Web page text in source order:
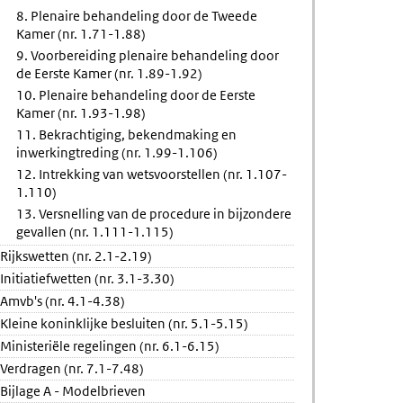
8. Plenaire behandeling door de Tweede
Kamer (nr. 1.71-1.88)
9. Voorbereiding plenaire behandeling door
de Eerste Kamer (nr. 1.89-1.92)
10. Plenaire behandeling door de Eerste
Kamer (nr. 1.93-1.98)
11. Bekrachtiging, bekendmaking en
inwerkingtreding (nr. 1.99-1.106)
12. Intrekking van wetsvoorstellen (nr. 1.107-
1.110)
13. Versnelling van de procedure in bijzondere
gevallen (nr. 1.111-1.115)
Rijkswetten (nr. 2.1-2.19)
Initiatiefwetten (nr. 3.1-3.30)
Amvb's (nr. 4.1-4.38)
Kleine koninklijke besluiten (nr. 5.1-5.15)
Ministeriële regelingen (nr. 6.1-6.15)
Verdragen (nr. 7.1-7.48)
Bijlage A - Modelbrieven